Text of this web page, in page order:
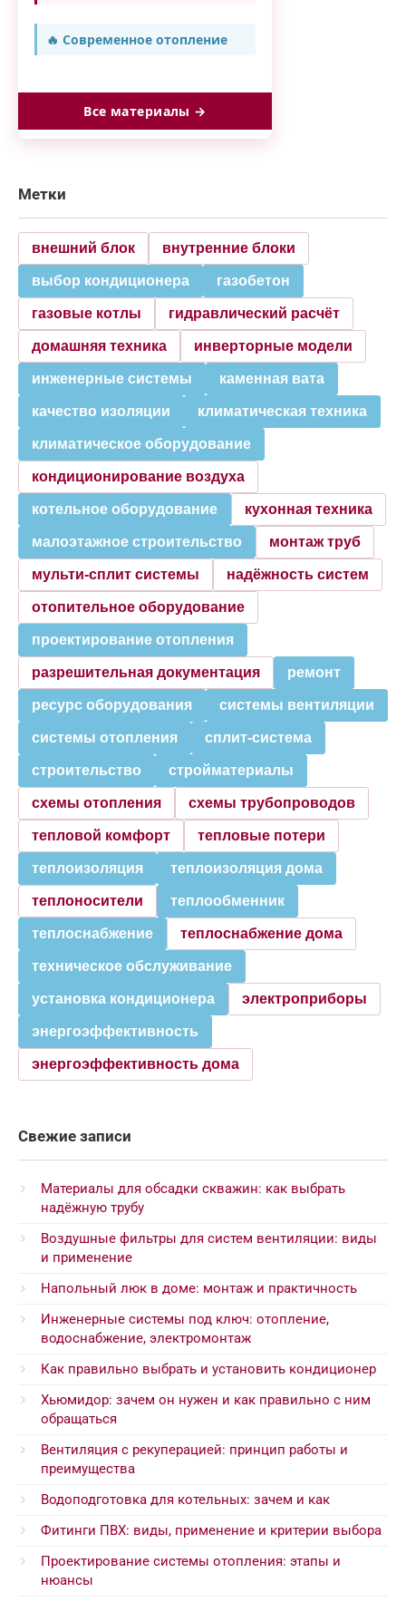
🔥 Современное отопление
Все материалы →
Метки
внешний блок внутренние блоки
выбор кондиционера газобетон
газовые котлы гидравлический расчёт
домашняя техника инверторные модели
инженерные системы каменная вата
качество изоляции климатическая техника
климатическое оборудование
кондиционирование воздуха
котельное оборудование кухонная техника
малоэтажное строительство монтаж труб
мульти-сплит системы надёжность систем
отопительное оборудование
проектирование отопления
разрешительная документация ремонт
ресурс оборудования системы вентиляции
системы отопления сплит-система
строительство стройматериалы
схемы отопления схемы трубопроводов
тепловой комфорт тепловые потери
теплоизоляция теплоизоляция дома
теплоносители теплообменник
теплоснабжение теплоснабжение дома
техническое обслуживание
установка кондиционера электроприборы
энергоэффективность
энергоэффективность дома
Свежие записи
Материалы для обсадки скважин: как выбрать
надёжную трубу
Воздушные фильтры для систем вентиляции: виды
и применение
Напольный люк в доме: монтаж и практичность
Инженерные системы под ключ: отопление,
водоснабжение, электромонтаж
Как правильно выбрать и установить кондиционер
Хьюмидор: зачем он нужен и как правильно с ним
обращаться
Вентиляция с рекуперацией: принцип работы и
преимущества
Водоподготовка для котельных: зачем и как
Фитинги ПВХ: виды, применение и критерии выбора
Проектирование системы отопления: этапы и
нюансы